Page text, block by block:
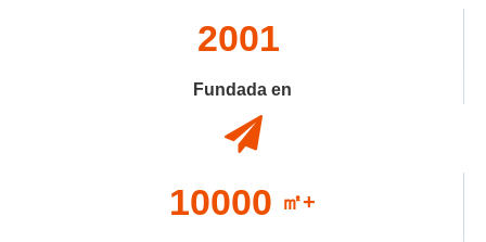
2001
Fundada en
10000 ㎡+